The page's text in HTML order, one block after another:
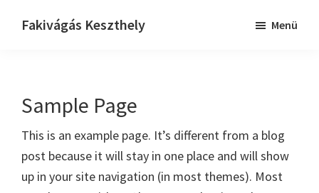
Fakivágás Keszthely Menü
Sample Page
This is an example page. It’s different from a blog
post because it will stay in one place and will show
up in your site navigation (in most themes). Most